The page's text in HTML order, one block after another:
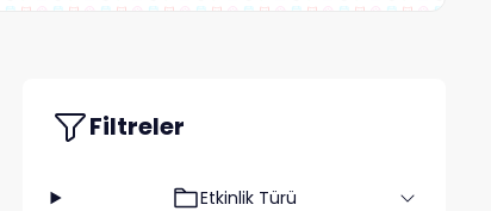
Filtreler
Etkinlik Türü